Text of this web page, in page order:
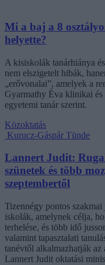
Mi a baj a 8
helyette?
A kisiskolák tanárhiánya
nem elszigetelt hibák,
„erővonalai”, amelyek a
Gyarmathy Éva klinikai és
egyetemi tanár szerint.
Közoktatás
Kurucz-Gáspár Tünde
Lannert Judit:
szünetek és több
szeptembertől
Tizennégy pontos
iskolák, amelynek célja,
terhelése, és több idő
valamint tapasztalati
tanévtől alkalmazhatják az
Lannert Judit oktatási